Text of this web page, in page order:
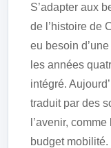
S’adapter aux
de l’histoire de
eu besoin
les années
intégré.
traduit par des
l’avenir,
budget mobilité.